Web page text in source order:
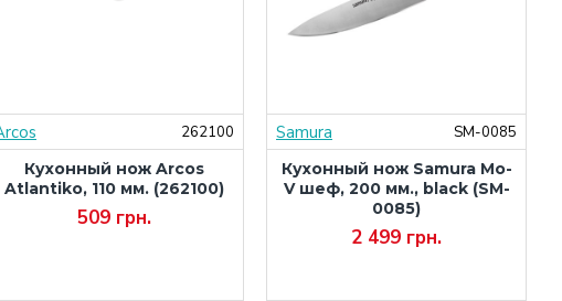
262100
Кухонный нож Arcos
Atlantiko, 110 мм. (262100)
509 грн.
Samura
SM-0085
Кухонный нож Samura Mo-
V шеф, 200 мм., black (SM-
0085)
2 499 грн.